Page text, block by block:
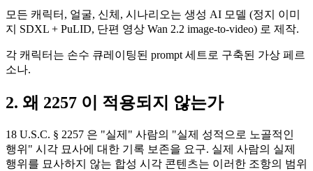
모든 캐릭터, 얼굴, 신체, 시나리오는 생성 AI 모델 (정지 이미
지 SDXL + PuLID, 단편 영상 Wan 2.2 image-to-video) 로 제작.
각 캐릭터는 손수 큐레이팅된 prompt 세트로 구축된 가상 페르
소나.
2. 왜 2257 이 적용되지 않는가
18 U.S.C. § 2257 은 "실제" 사람의 "실제 성적으로 노골적인
행위" 시각 묘사에 대한 기록 보존을 요구. 실제 사람의 실제
행위를 묘사하지 않는 합성 시각 콘텐츠는 이러한 조항의 범위